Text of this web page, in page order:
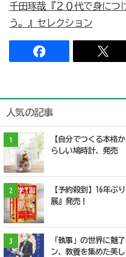
千田琢哉『２０代で身につ
う。』セレクション
人気の記事
1
【自分でつくる本格
らしい鳩時計、発売
2
【予約殺到】16年ぶ
展』発売！
3
「執事」の世界に魅
ン、教養を集めた美